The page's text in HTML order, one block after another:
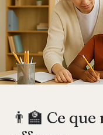
👨‍🏫 Ce que